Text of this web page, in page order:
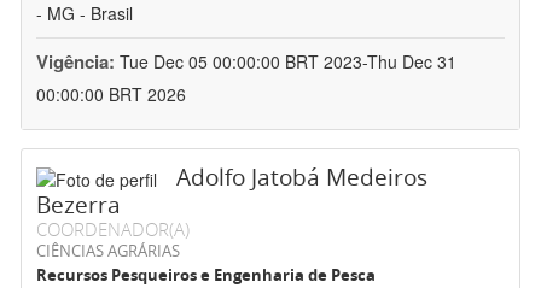
- MG - Brasil
Vigência: Tue Dec 05 00:00:00 BRT 2023-Thu Dec 31
00:00:00 BRT 2026
Adolfo Jatobá Medeiros
Bezerra
COORDENADOR(A)
CIÊNCIAS AGRÁRIAS
Recursos Pesqueiros e Engenharia de Pesca